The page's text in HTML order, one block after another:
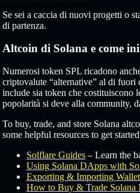
Se sei a caccia di nuovi progetti o
di partenza.
Altcoin di Solana e come
Numerosi token SPL ricadono
criptovalute “alternative” al di fuori
include sia token che costituiscono
popolarità si deve alla community,
To buy, trade, and store Solana
some helpful resources to get
Solflare Guides – Learn the
Using Solana DApps with
Exporting & Importing
How to Buy & Trade Solana